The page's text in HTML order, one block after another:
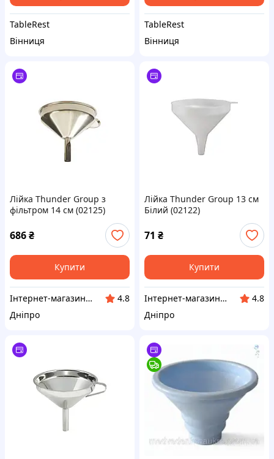
TableRest
Вінниця
TableRest
Вінниця
Лійка Thunder Group з
фільтром 14 см (02125)
686₴
Купити
Інтернет-магазин "Winner"
4.8
Дніпро
Лійка Thunder Group 13 см
Білий (02122)
71 ₴
Купити
Інтернет-магазин "Winner"
4.8
Дніпро